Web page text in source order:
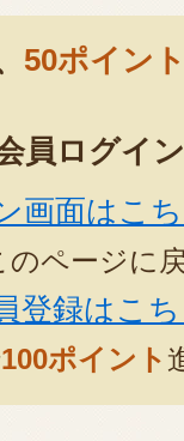
50ポイン
員ログイ
画面はこ
のページに
登録はこ
100ポイント